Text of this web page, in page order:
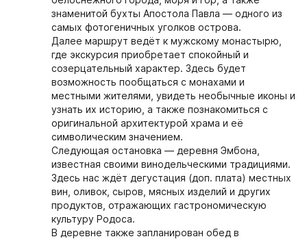
знаменитой бухты Апостола Павла — одного из
самых фотогеничных уголков острова.
Далее маршрут ведёт к мужскому монастырю,
где экскурсия приобретает спокойный и
созерцательный характер. Здесь будет
возможность пообщаться с монахами и
местными жителями, увидеть необычные иконы и
узнать их историю, а также познакомиться с
оригинальной архитектурой храма и её
символическим значением.
Следующая остановка — деревня Эмбона
известная своими винодельческими традициями.
Здесь нас ждёт дегустация (доп. плата) местных
вин, оливок, сыров, мясных изделий и других
продуктов, отражающих гастрономическую
культуру Родоса.
В деревне также запланирован обед в